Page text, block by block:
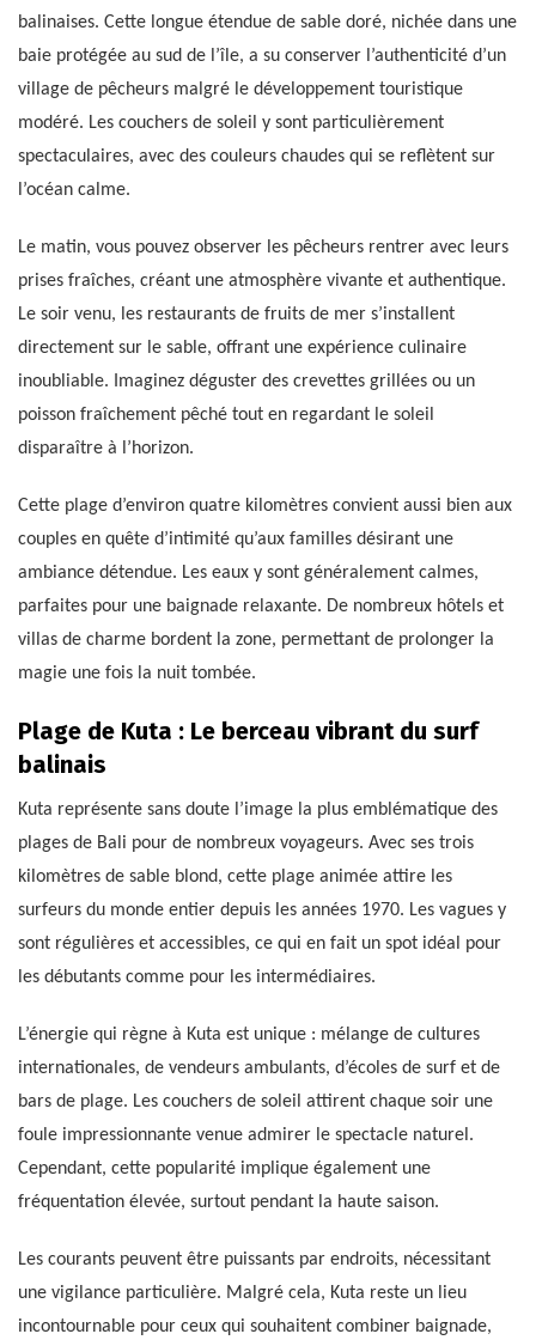
balinaises. Cette longue étendue de sable doré, nichée dans une
baie protégée au sud de l’île, a su conserver l’authenticité d’un
village de pêcheurs malgré le développement touristique
modéré. Les couchers de soleil y sont particulièrement
spectaculaires, avec des couleurs chaudes qui se reflètent sur
l’océan calme.
Le matin, vous pouvez observer les pêcheurs rentrer avec leurs
prises fraîches, créant une atmosphère vivante et authentique.
Le soir venu, les restaurants de fruits de mer s’installent
directement sur le sable, offrant une expérience culinaire
inoubliable. Imaginez déguster des crevettes grillées ou un
poisson fraîchement pêché tout en regardant le soleil
disparaître à l’horizon.
Cette plage d’environ quatre kilomètres convient aussi bien aux
couples en quête d’intimité qu’aux familles désirant une
ambiance détendue. Les eaux y sont généralement calmes,
parfaites pour une baignade relaxante. De nombreux hôtels et
villas de charme bordent la zone, permettant de prolonger la
magie une fois la nuit tombée.
Plage de Kuta : Le berceau vibrant du surf
balinais
Kuta représente sans doute l’image la plus emblématique des
plages de Bali pour de nombreux voyageurs. Avec ses trois
kilomètres de sable blond, cette plage animée attire les
surfeurs du monde entier depuis les années 1970. Les vagues y
sont régulières et accessibles, ce qui en fait un spot idéal pour
les débutants comme pour les intermédiaires.
L’énergie qui règne à Kuta est unique : mélange de cultures
internationales, de vendeurs ambulants, d’écoles de surf et de
bars de plage. Les couchers de soleil attirent chaque soir une
foule impressionnante venue admirer le spectacle naturel.
Cependant, cette popularité implique également une
fréquentation élevée, surtout pendant la haute saison.
Les courants peuvent être puissants par endroits, nécessitant
une vigilance particulière. Malgré cela, Kuta reste un lieu
incontournable pour ceux qui souhaitent combiner baignade,